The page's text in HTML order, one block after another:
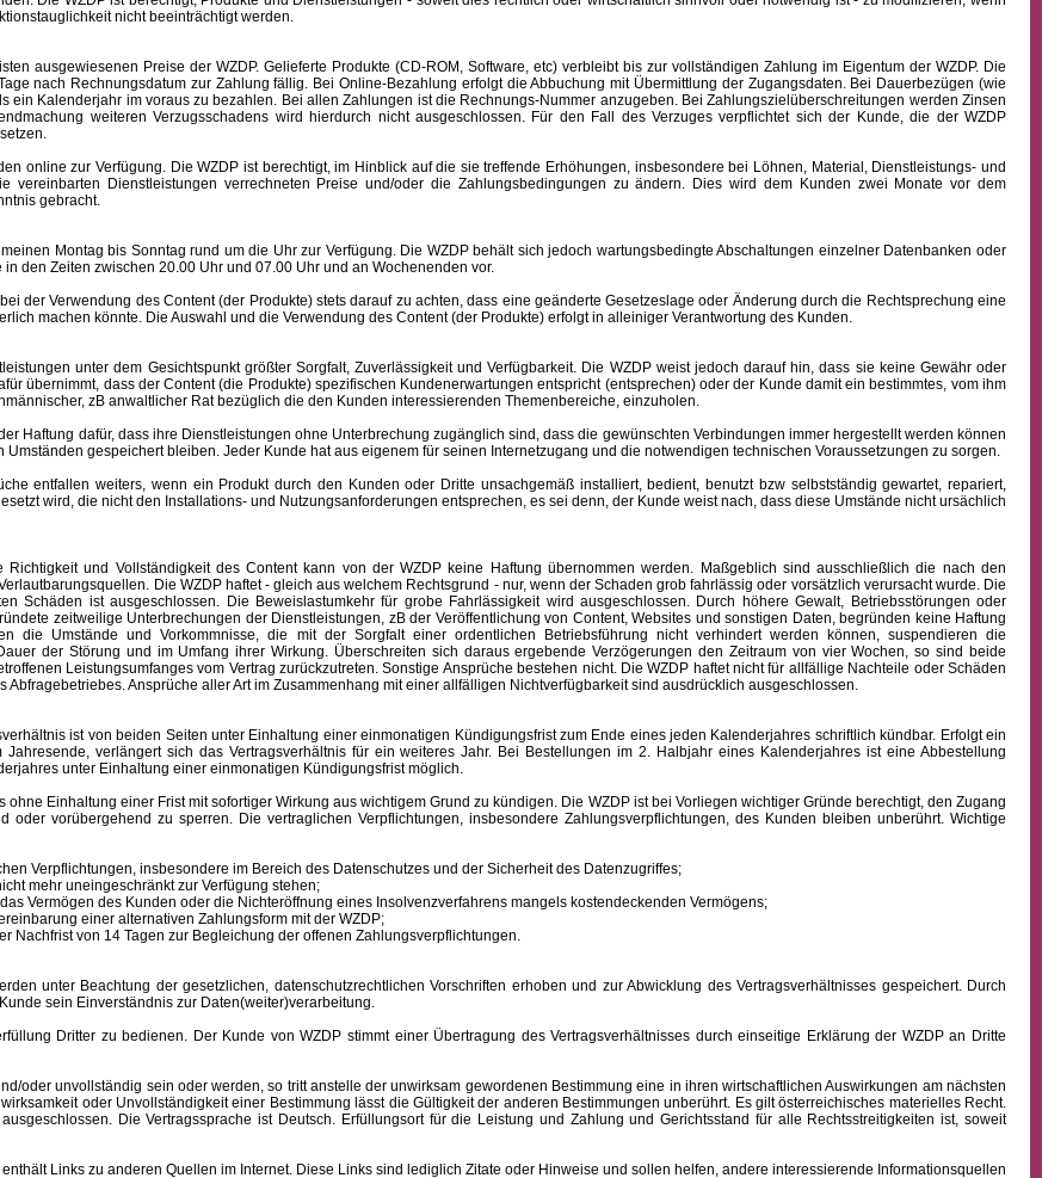
nicht beeinträchtigt werden.
Preise der WZDP. Gelieferte Produkte (CD-ROM, Software, etc) verbleibt bis zur vollständigen Zahlung im Eigentum der WZDP. Die
nach Rechnungsdatum zur Zahlung fällig. Bei Online-Bezahlung erfolgt die Abbuchung mit Übermittlung der Zugangsdaten. Bei Dauerbezügen (wie
ein Kalenderjahr im voraus zu bezahlen. Bei allen Zahlungen ist die Rechnungs-Nummer anzugeben. Bei Zahlungszielüberschreitungen werden Zinsen
weiteren Verzugsschadens wird hierdurch nicht ausgeschlossen. Für den Fall des Verzuges verpflichtet sich der Kunde, die der WZDP
zur Verfügung. Die WZDP ist berechtigt, im Hinblick auf die sie treffende Erhöhungen, insbesondere bei Löhnen, Material, Dienstleistungs- und
vereinbarten Dienstleistungen verrechneten Preise und/oder die Zahlungsbedingungen zu ändern. Dies wird dem Kunden zwei Monate vor dem
gebracht.
Montag bis Sonntag rund um die Uhr zur Verfügung. Die WZDP behält sich jedoch wartungsbedingte Abschaltungen einzelner Datenbanken oder
den Zeiten zwischen 20.00 Uhr und 07.00 Uhr und an Wochenenden vor.
Verwendung des Content (der Produkte) stets darauf zu achten, dass eine geänderte Gesetzeslage oder Änderung durch die Rechtsprechung eine
machen könnte. Die Auswahl und die Verwendung des Content (der Produkte) erfolgt in alleiniger Verantwortung des Kunden.
unter dem Gesichtspunkt größter Sorgfalt, Zuverlässigkeit und Verfügbarkeit. Die WZDP weist jedoch darauf hin, dass sie keine Gewähr oder
übernimmt, dass der Content (die Produkte) spezifischen Kundenerwartungen entspricht (entsprechen) oder der Kunde damit ein bestimmtes, vom ihm
zB anwaltlicher Rat bezüglich die den Kunden interessierenden Themenbereiche, einzuholen.
dafür, dass ihre Dienstleistungen ohne Unterbrechung zugänglich sind, dass die gewünschten Verbindungen immer hergestellt werden können
gespeichert bleiben. Jeder Kunde hat aus eigenem für seinen Internetzugang und die notwendigen technischen Voraussetzungen zu sorgen.
weiters, wenn ein Produkt durch den Kunden oder Dritte unsachgemäß installiert, bedient, benutzt bzw selbstständig gewartet, repariert,
wird, die nicht den Installations- und Nutzungsanforderungen entsprechen, es sei denn, der Kunde weist nach, dass diese Umstände nicht ursächlich
und Vollständigkeit des Content kann von der WZDP keine Haftung übernommen werden. Maßgeblich sind ausschließlich die nach den
Die WZDP haftet - gleich aus welchem Rechtsgrund - nur, wenn der Schaden grob fahrlässig oder vorsätzlich verursacht wurde. Die
Schäden ist ausgeschlossen. Die Beweislastumkehr für grobe Fahrlässigkeit wird ausgeschlossen. Durch höhere Gewalt, Betriebsstörungen oder
zeitweilige Unterbrechungen der Dienstleistungen, zB der Veröffentlichung von Content, Websites und sonstigen Daten, begründen keine Haftung
die Umstände und Vorkommnisse, die mit der Sorgfalt einer ordentlichen Betriebsführung nicht verhindert werden können, suspendieren die
der Störung und im Umfang ihrer Wirkung. Überschreiten sich daraus ergebende Verzögerungen den Zeitraum von vier Wochen, so sind beide
Leistungsumfanges vom Vertrag zurückzutreten. Sonstige Ansprüche bestehen nicht. Die WZDP haftet nicht für allfällige Nachteile oder Schäden
Abfragebetriebes. Ansprüche aller Art im Zusammenhang mit einer allfälligen Nichtverfügbarkeit sind ausdrücklich ausgeschlossen.
ist von beiden Seiten unter Einhaltung einer einmonatigen Kündigungsfrist zum Ende eines jeden Kalenderjahres schriftlich kündbar. Erfolgt ein
verlängert sich das Vertragsverhältnis für ein weiteres Jahr. Bei Bestellungen im 2. Halbjahr eines Kalenderjahres ist eine Abbestellung
unter Einhaltung einer einmonatigen Kündigungsfrist möglich.
Einhaltung einer Frist mit sofortiger Wirkung aus wichtigem Grund zu kündigen. Die WZDP ist bei Vorliegen wichtiger Gründe berechtigt, den Zugang
oder vorübergehend zu sperren. Die vertraglichen Verpflichtungen, insbesondere Zahlungsverpflichtungen, des Kunden bleiben unberührt. Wichtige
Verpflichtungen, insbesondere im Bereich des Datenschutzes und der Sicherheit des Datenzugriffes;
mehr uneingeschränkt zur Verfügung stehen;
Vermögen des Kunden oder die Nichteröffnung eines Insolvenzverfahrens mangels kostendeckenden Vermögens;
einer alternativen Zahlungsform mit der WZDP;
Nachfrist von 14 Tagen zur Begleichung der offenen Zahlungsverpflichtungen.
unter Beachtung der gesetzlichen, datenschutzrechtlichen Vorschriften erhoben und zur Abwicklung des Vertragsverhältnisses gespeichert. Durch
sein Einverständnis zur Daten(weiter)verarbeitung.
Dritter zu bedienen. Der Kunde von WZDP stimmt einer Übertragung des Vertragsverhältnisses durch einseitige Erklärung der WZDP an Dritte
unvollständig sein oder werden, so tritt anstelle der unwirksam gewordenen Bestimmung eine in ihren wirtschaftlichen Auswirkungen am nächsten
oder Unvollständigkeit einer Bestimmung lässt die Gültigkeit der anderen Bestimmungen unberührt. Es gilt österreichisches materielles Recht.
Die Vertragssprache ist Deutsch. Erfüllungsort für die Leistung und Zahlungund Gerichtsstand für alle Rechtsstreitigkeiten ist, soweit
Links zu anderen Quellen im Internet. Diese Links sind lediglich Zitate oder Hinweise und sollen helfen, andere interessierende Informationsquellen